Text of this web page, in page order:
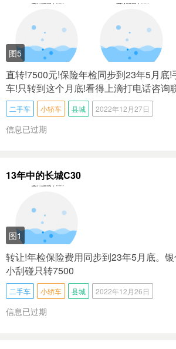
图5
直转!7500元!保险年检同步到23年5月底!
车!只转到这个月底!看得上滴打电话咨询
二手车 小轿车 县城 2022年12月27日
信息已过期
13年中的长城C30
图1
转让!年检保险费用同步到23年5月底。
小刮碰只转7500
二手车 小轿车 县城 2022年12月26日
信息已过期